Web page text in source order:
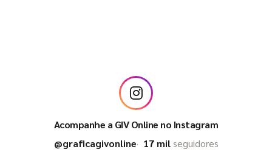
Acompanhe a GIV Online no Instagram
@graficagivonline
17 milseguidores